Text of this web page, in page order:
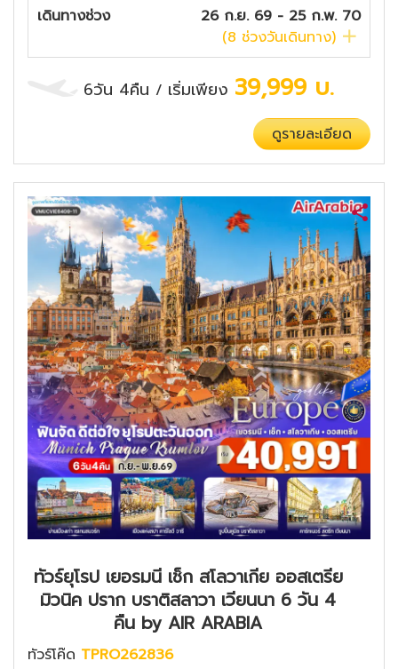
เดินทางช่วง
26 ก.ย. 69 - 25 ก.พ. 70
(8 ช่วงวันเดินทาง)
6วัน 4คืน / เริ่มเพียง 39,999 บ.
ดูรายละเอียด
ทัวร์ยุโรป เยอรมนี เช็ก สโลวาเกีย ออสเตรีย
มิวนิค ปราก บราติสลาวา เวียนนา 6 วัน 4
คืน by AIR ARABIA
ทัวร์โค๊ด TPRO262836